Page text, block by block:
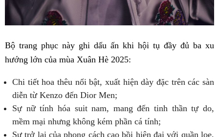
Bộ trang phục này ghi dấu ấn khi hội tụ đầy đủ ba xu
hướng lớn của mùa Xuân Hè 2025:
Chi tiết hoa thêu nổi bật, xuất hiện dày đặc trên các sàn
diễn từ Kenzo đến Dior Men;
Sự nữ tính hóa suit nam, mang đến tinh thần tự do,
mềm mại nhưng không kém phần cá tính;
Sự trở lại của phong cách cao bồi hiện đại với quần loe,